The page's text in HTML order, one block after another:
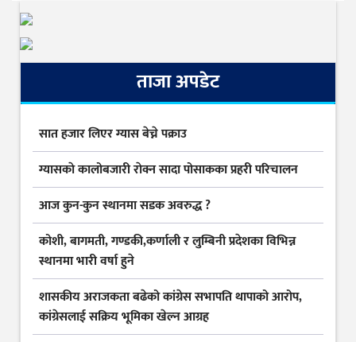
ताजा अपडेट
सात हजार लिएर ग्यास बेच्ने पक्राउ
ग्यासकाे कालोबजारी राेक्न सादा पोसाकका प्रहरी परिचालन
आज कुन-कुन स्थानमा सडक अवरुद्ध ?
कोशी, बागमती, गण्डकी,कर्णाली र लुम्बिनी प्रदेशका विभिन्न
स्थानमा भारी वर्षा हुने
शासकीय अराजकता बढेको कांग्रेस सभापति थापाको आरोप,
कांग्रेसलाई सक्रिय भूमिका खेल्न आग्रह